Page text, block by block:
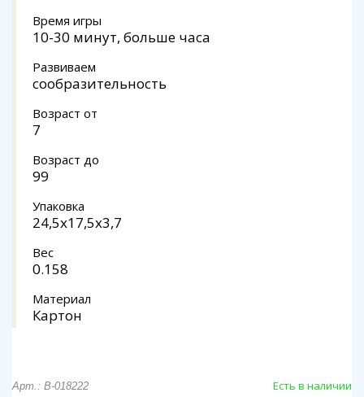
Время игры
10-30 минут, больше часа
Развиваем
сообразительность
Возраст от
7
Возраст до
99
Упаковка
24,5x17,5x3,7
Вес
0.158
Материал
Картон
Арт.: В-018222 Есть в наличии